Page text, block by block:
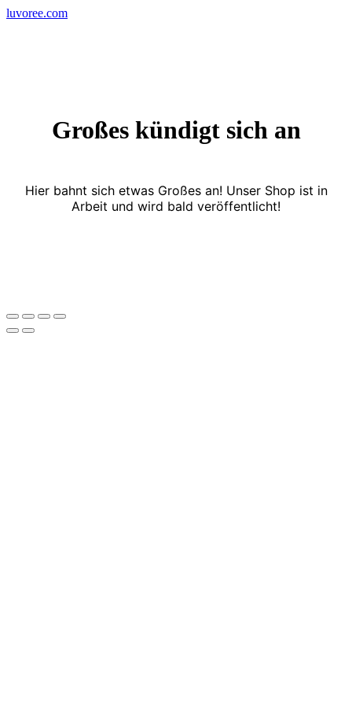
Skip
luvoree.com
Großes kündigt sich an
Hier bahnt sich etwas Großes an! Unser Shop ist in
Arbeit und wird bald veröffentlicht!